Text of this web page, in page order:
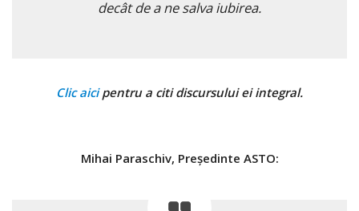
decât de a ne salva iubirea.
Clic aicipentru a citi discursului ei integral.
Mihai Paraschiv, Preşedinte ASTO: